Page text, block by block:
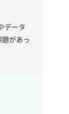
データ
があっ